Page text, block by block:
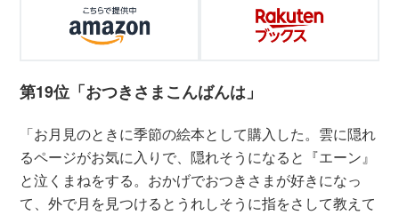
第19位「おつきさまこんばんは」
「お月見のときに季節の絵本として購入した。雲に隠れ
るページがお気に入りで、隠れそうになると『エーン』
と泣くまねをする。おかげでおつきさまが好きになっ
て、外で月を見つけるとうれしそうに指をさして教えて